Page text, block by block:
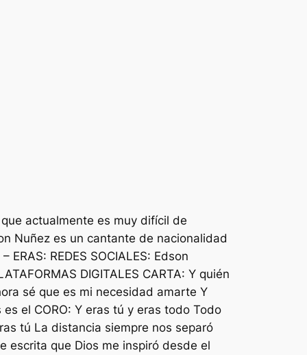
actualmente es muy difícil de
Nuñez es un cantante de nacionalidad
REDES SOCIALES: Edson
DIGITALES CARTA: Y quién
sé que es mi necesidad amarte Y
el CORO: Y eras tú y eras todo Todo
tú La distancia siempre nos separó
escrita que Dios me inspiró desde el